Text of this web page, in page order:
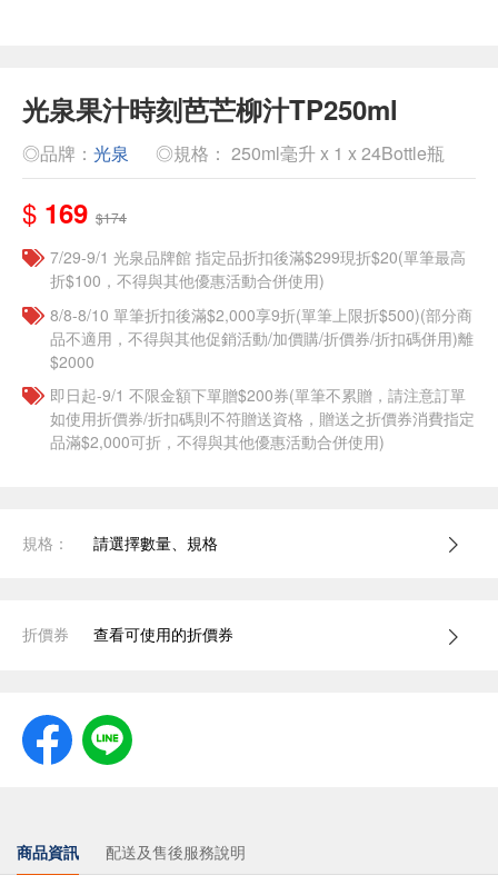
光泉果汁時刻芭芒柳汁TP250ml
◎品牌： 光泉 ◎規格： 250ml毫升 x 1 x 24Bottle瓶
$ 169 $174
7/29-9/1 光泉品牌館 指定品折扣後滿$299現折$20(單筆最高
折$100，不得與其他優惠活動合併使用)
8/8-8/10 單筆折扣後滿$2,000享9折(單筆上限折$500)(部分商
品不適用，不得與其他促銷活動/加價購/折價券/折扣碼併用)離
$2000
即日起-9/1 不限金額下單贈$200券(單筆不累贈，請注意訂單
如使用折價券/折扣碼則不符贈送資格，贈送之折價券消費指定
品滿$2,000可折，不得與其他優惠活動合併使用)
規格： 請選擇數量、規格
折價券 查看可使用的折價券
商品資訊 配送及售後服務說明